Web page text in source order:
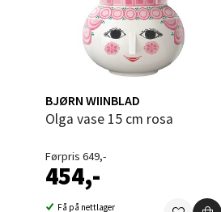
BJØRN WIINBLAD
Olga vase 15 cm rosa
Førpris 649,-
454,-
Få på nettlager